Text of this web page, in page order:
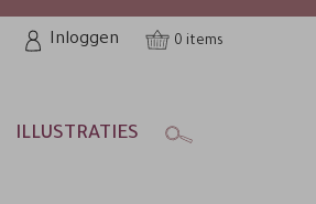
Inloggen 0
ILLUSTRATIES